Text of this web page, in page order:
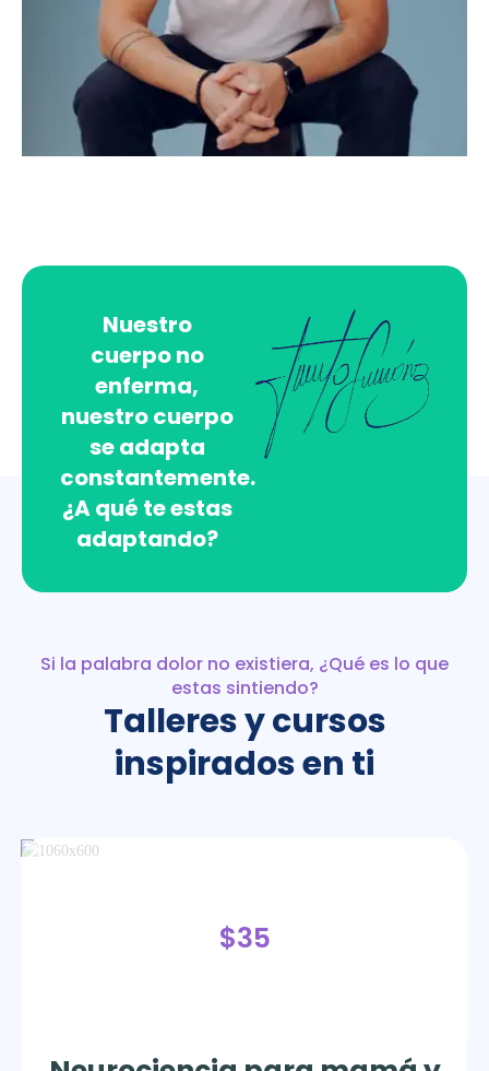
Nuestro
cuerpo no
enferma,
nuestro cuerpo
se adapta
constantemente.
¿A qué te estas
adaptando?
Si la palabra dolor no existiera, ¿Qué es lo que
estas sintiendo?
Talleres y cursos
inspirados en ti
$35